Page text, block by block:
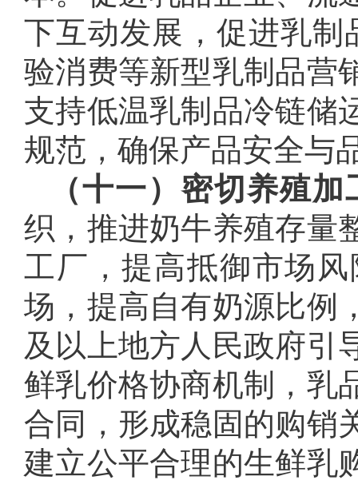
下互动发展，促进乳制
验消费等新型乳制品营
支持低温乳制品冷链储
规范，确保产品安全与
（十一）密切养殖
织，推进奶牛养殖存量
工厂，提高抵御市场
场，提高自有奶源比例
及以上地方人民政府引
鲜乳价格协商机制，乳
合同，形成稳固的购销
建立公平合理的生鲜乳